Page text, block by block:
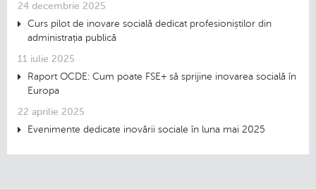
24 decembrie 2025
Curs pilot de inovare socială dedicat profesioniștilor din
administrația publică
11 iulie 2025
Raport OCDE: Cum poate FSE+ să sprijine inovarea socială în
Europa
22 aprilie 2025
Evenimente dedicate inovării sociale în luna mai 2025